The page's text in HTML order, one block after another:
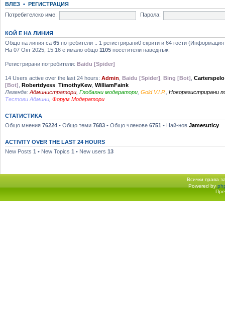
ВЛЕЗ • РЕГИСТРАЦИЯ
Потребителско име:
Парола:
КОЙ Е НА ЛИНИЯ
Общо на линия са 65 потребители :: 1 регистрирани0 скрити и 64 гости
На 07 Окт 2025, 15:16 е имало общо 1105 посетители наведнъж.
Регистрирани потребители: Baidu [Spider]
14 Users active over the last 24 hours: Admin Baidu [Spider] Bing [Bot] Carterspelo
[Bot] Robertdyess TimothyKew WilliamFaink
Легенда: Администратори Глобални модератори Gold V.I.P. Новорегистрирани
Тестови Админи Форум Модератори
СТАТИСТИКА
Общо мнения 76224 • Общо теми 7683 • Общо членове 6751 • Най-нов Jamesuticy
ACTIVITY OVER THE LAST 24 HOURS
New Posts 1 • New Topics 1 • New users 13
Всички права
Начало форум Powered by